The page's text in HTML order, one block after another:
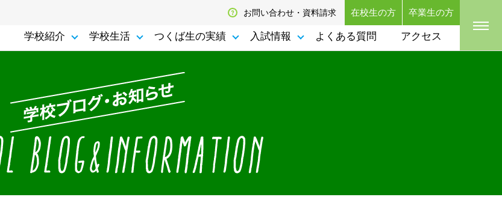
お問い合わせ・資料請求 在校生の方 卒業生の方
学校紹介 学校生活 つくば生の実績 入試情報 よくある質問 アクセス